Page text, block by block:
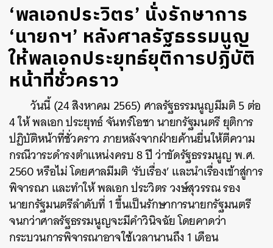
‘พลเอกประวิตร’ นั่งรักษาการ
‘นายกฯ’ หลังศาลรัฐธรรมนูญ
ให้พลเอกประยุทธ์ยุติการปฏิบัติ
หน้าที่ชั่วคราว
วันนี้ (24 สิงหาคม 2565) ศาลรัฐธรรมนูญมีมติ 5 ต่อ
4 ให้ พลเอก ประยุทธ์ จันทร์โอชา นายกรัฐมนตรี ยุติการ
ปฏิบัติหน้าที่ชั่วคราว ภายหลังจากฝ่ายค้านยื่นให้ตีความ
กรณีวาระดำรงตำแหน่งครบ 8 ปี ว่าขัดรัฐธรรมนูญ พ.ศ.
2560 หรือไม่ โดยศาลมีมติ ‘รับเรื่อง’ และนำเรื่องเข้าสู่การ
พิจารณา และทำให้ พลเอก ประวิตร วงษ์สุวรรณ รอง
นายกรัฐมนตรีลำดับที่ 1 ขึ้นเป็นรักษาการนายกรัฐมนตรี
จนกว่าศาลรัฐธรรมนูญจะมีคำวินิจฉัย โดยคาดว่า
กระบวนการพิจารณาอาจใช้เวลานานถึง 1 เดือน